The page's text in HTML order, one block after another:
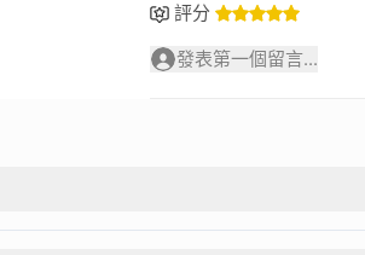
評分
發表第一個留言...